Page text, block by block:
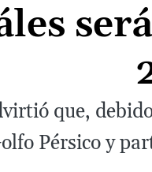
que,
Pérsico y